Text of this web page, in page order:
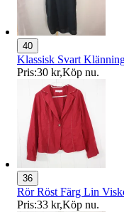
40
Klassisk Svart
Pris:30 kr,Köp nu.
36
Rör Röst Färg Lin
Pris:33 kr,Köp nu.